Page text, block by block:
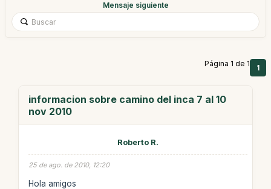
Mensaje siguiente
Página 1 de 1 1
informacion sobre camino del inca 7 al 10
nov 2010
Roberto R.
25 de ago. de 2010, 12:20
Hola amigos